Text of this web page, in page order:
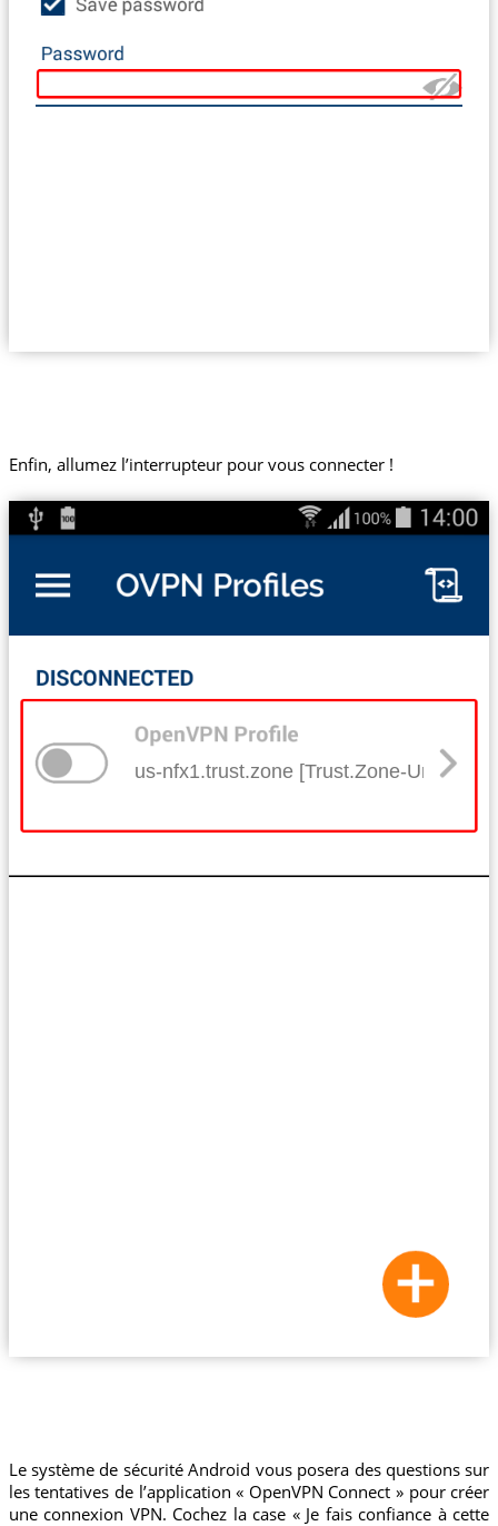
Enfin, allumez l’interrupteur pour vous connecter !
us-nfx1.trust.zone [Trust.Zone-United-
Le système de sécurité Android vous posera des questions sur
les tentatives de l’application « OpenVPN Connect » pour créer
une connexion VPN. Cochez la case « Je fais confiance à cette